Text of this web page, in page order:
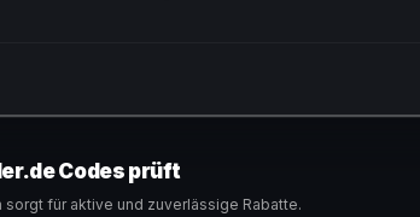
ProdukteCodes prüft
für aktive und zuverlässige Rabatte.